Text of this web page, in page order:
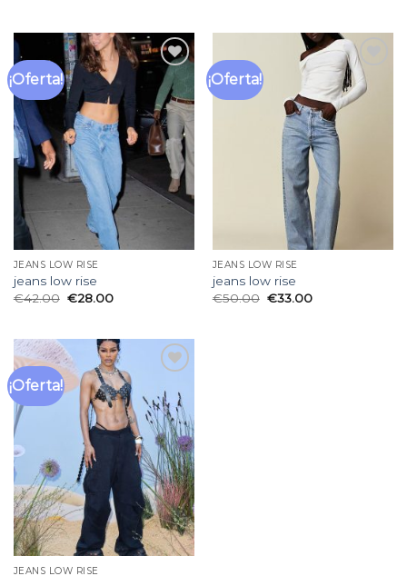
¡Oferta!
Añadir
a la
lista
de
deseos
JEANS LOW RISE
jeans low rise
€42.00 €28.00
¡Oferta!
Añadir
a la
lista
JEANS LOW RISE
jeans low rise
€50.00 €33.00
¡Oferta!
a la
lista
de
deseos
JEANS LOW RISE